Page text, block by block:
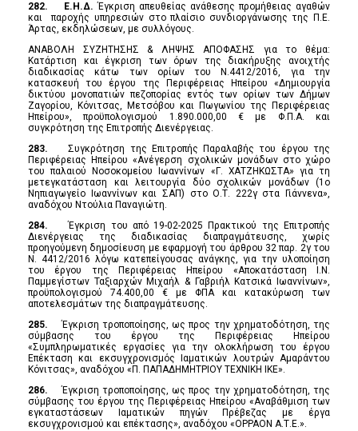
282.
Ε.Η.Δ. Έγκριση απευθείας ανάθεσης προμήθειας αγαθών
και παροχής υπηρεσιών στο πλαίσιο συνδιοργάνωσης της Π.Ε.
Άρτας, εκδηλώσεων, με συλλόγους.
ΑΝΑΒΟΛΗ ΣΥΖΗΤΗΣΗΣ & ΛΗΨΗΣ ΑΠΟΦΑΣΗΣ για το θέμα:
Κατάρτιση και έγκριση των όρων της διακήρυξης ανοιχτής
διαδικασίας κάτω των ορίων του Ν.4412/2016, για την
κατασκευή του έργου της Περιφέρειας Ηπείρου «Δημιουργία
δικτύου μονοπατιών πεζοπορίας εντός των ορίων των Δήμων
Ζαγορίου, Κόνιτσας, Μετσόβου και Πωγωνίου της Περιφέρειας
Ηπείρου», προϋπολογισμού 1.890.000,00 € με Φ.Π.Α. και
συγκρότηση της Επιτροπής Διενέργειας.
283.Συγκρότηση της Επιτροπής Παραλαβής του έργου της
Περιφέρειας Ηπείρου «Ανέγερση σχολικών μονάδων στο χώρο
του παλαιού Νοσοκομείου Ιωαννίνων «Γ. ΧΑΤΖΗΚΩΣΤΑ» για τη
μετεγκατάσταση και λειτουργία δύο σχολικών μονάδων (1ο
Νηπιαγωγείο Ιωαννίνων και ΣΑΠ) στο Ο.Τ. 222γ στα Γιάννενα»,
αναδόχου Ντούλια Παναγιώτη.
284.Έγκριση του από 19-02-2025 Πρακτικού της Επιτροπής
Διενέργειας της διαδικασίας διαπραγμάτευσης, χωρίς
προηγούμενη δημοσίευση με εφαρμογή του άρθρου 32 παρ. 2γ του
Ν. 4412/2016 λόγω κατεπείγουσας ανάγκης, για την υλοποίηση
του έργου της Περιφέρειας Ηπείρου «Αποκατάσταση Ι.Ν.
Παμμεγίστων Ταξιαρχών Μιχαήλ & Γαβριήλ Κατσικά Ιωαννίνων»,
προϋπολογισμού 74.400,00 € με ΦΠΑ και κατακύρωση των
αποτελεσμάτων της διαπραγμάτευσης.
285.Έγκριση τροποποίησης, ως προς την χρηματοδότηση, της
σύμβασης του έργου της Περιφέρειας Ηπείρου
«Συμπληρωματικές εργασίες για την ολοκλήρωση του έργου
Επέκταση και εκσυγχρονισμός Ιαματικών λουτρών Αμαράντου
Κόνιτσας», αναδόχου «Π. ΠΑΠΑΔΗΜΗΤΡΙΟΥ ΤΕΧΝΙΚΗ ΙΚΕ».
286.Έγκριση τροποποίησης, ως προς την χρηματοδότηση, της
σύμβασης του έργου της Περιφέρειας Ηπείρου «Αναβάθμιση των
εγκαταστάσεων Ιαματικών πηγών Πρέβεζας με έργα
εκσυγχρονισμού και επέκτασης», αναδόχου «ΟΡΡΑΟΝ Α.Τ.Ε.».